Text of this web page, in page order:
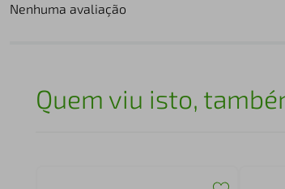
Nenhuma avaliação
Quem viu isto,